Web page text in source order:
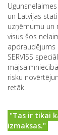
un Latvijas
uzņēmumu un
visus šos
apdraudējums
SERVISS
risku
retāk.
"Tas ir tikai
izmaksas."